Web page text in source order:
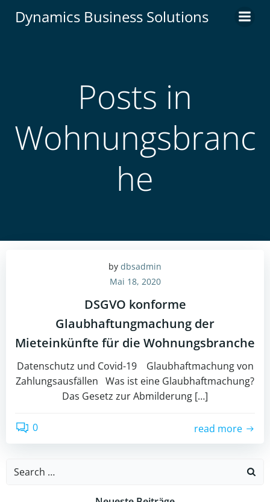
Inhalt
Dynamics Business Solutions
Posts in
Wohnungsbranc
he
by dbsadmin
Mai 18, 2020
DSGVO konforme
Glaubhaftungmachung der
Mieteinkünfte für die Wohnungsbranche
Datenschutz und Covid-19 Glaubhaftmachung von
Zahlungsausfällen Was ist eine Glaubhaftmachung?
Das Gesetz zur Abmilderung […]
0 read more
Search